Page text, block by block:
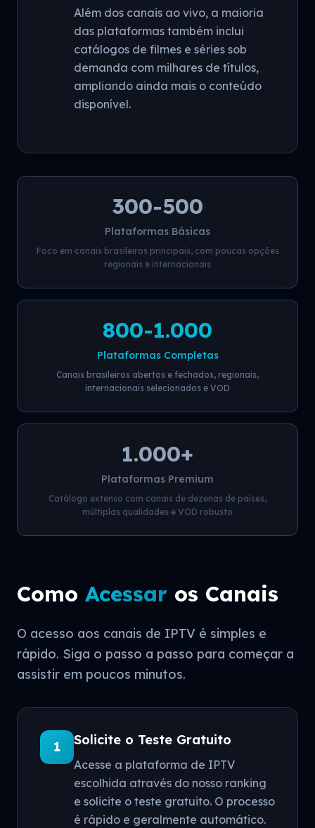
Além dos canais ao vivo, a maioria
das plataformas também inclui
catálogos de filmes e séries sob
demanda com milhares de títulos,
ampliando ainda mais o conteúdo
disponível.
300-500
Plataformas Básicas
Foco em canais brasileiros principais, com poucas opções
regionais e internacionais
800-1.000
Plataformas Completas
Canais brasileiros abertos e fechados, regionais,
internacionais selecionados e VOD
1.000+
Plataformas Premium
Catálogo extenso com canais de dezenas de países,
múltiplas qualidades e VOD robusto
Como Acessar os Canais
O acesso aos canais de IPTV é simples e
rápido. Siga o passo a passo para começar a
assistir em poucos minutos.
1 Solicite o Teste Gratuito
Acesse a plataforma de IPTV
escolhida através do nosso ranking
e solicite o teste gratuito. O processo
é rápido e geralmente automático.